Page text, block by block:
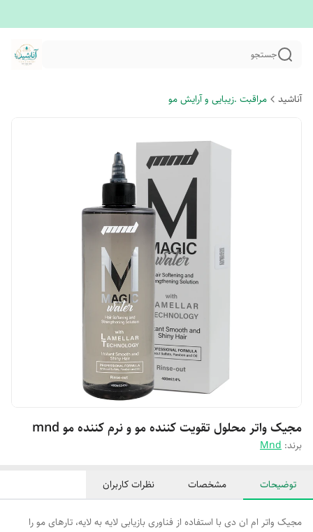
جستجو
آناشید مراقبت .زیبایی و آرایش مو
مجیک واتر محلول تقویت کننده مو و نرم کننده مو mnd
برند: Mnd
توضیحات مشخصات نظرات کاربران
مجیک واتر ام ان دی با استفاده از فناوری بازیابی لایه به لایه، تارهای مو را